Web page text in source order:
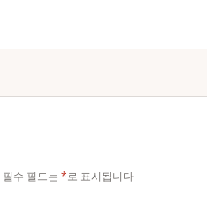
필수 필드는*로 표시됩니다